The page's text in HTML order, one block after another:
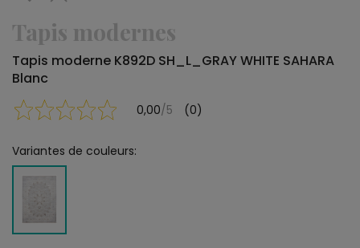
Tapis modernes
Tapis moderne K892D SH_L_GRAY WHITE SAHARA
Blanc
0,00/5 (0)
Variantes de couleurs: